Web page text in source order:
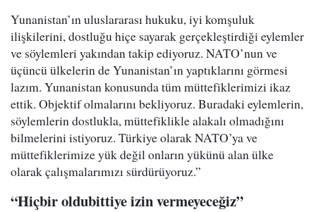
Yunanistan’ın uluslararası hukuku, iyi komşuluk
ilişkilerini, dostluğu hiçe sayarak gerçekleştirdiği eylemler
ve söylemleri yakından takip ediyoruz. NATO’nun ve
üçüncü ülkelerin de Yunanistan’ın yaptıklarını görmesi
lazım. Yunanistan konusunda tüm müttefiklerimizi ikaz
ettik. Objektif olmalarını bekliyoruz. Buradaki eylemlerin,
söylemlerin dostlukla, müttefiklikle alakalı olmadığını
bilmelerini istiyoruz. Türkiye olarak NATO’ya ve
müttefiklerimize yük değil onların yükünü alan ülke
olarak çalışmalarımızı sürdürüyoruz.”
“Hiçbir oldubittiye izin vermeyeceğiz”